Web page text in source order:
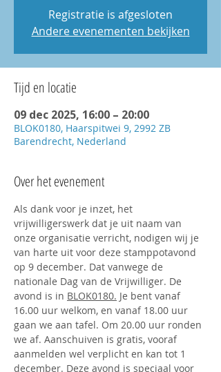
Registratie is afgesloten
Andere evenementen bekijken
Tijd en locatie
09 dec 2025, 16:00 – 20:00
BLOK0180, Haarspitwei 9, 2992 ZB
Barendrecht, Nederland
Over het evenement
Als dank voor je inzet, het
vrijwilligerswerk dat je uit naam van
onze organisatie verricht, nodigen wij je
van harte uit voor deze stamppotavond
op 9 december. Dat vanwege de
nationale Dag van de Vrijwilliger. De
avond is in BLOK0180. Je bent vanaf
16.00 uur welkom, en vanaf 18.00 uur
gaan we aan tafel. Om 20.00 uur ronden
we af. Aanschuiven is gratis, vooraf
aanmelden wel verplicht en kan tot 1
december. Deze avond is speciaal voor